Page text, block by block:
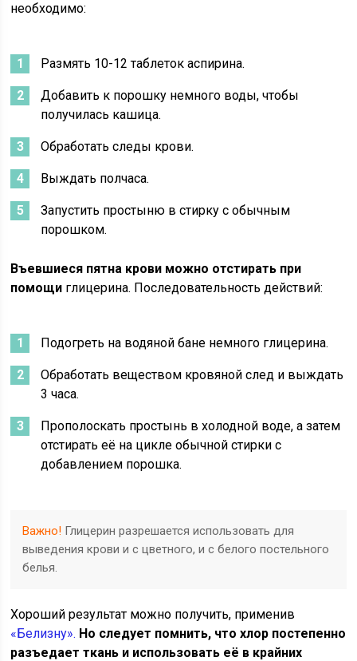
необходимо:
Размять 10-12 таблеток аспирина.
Добавить к порошку немного воды, чтобы
получилась кашица.
Обработать следы крови.
Выждать полчаса.
Запустить простыню в стирку с обычным
порошком.
Въевшиеся пятна крови можно отстирать при
помощи глицерина. Последовательность действий:
Подогреть на водяной бане немного глицерина.
Обработать веществом кровяной след и выждать
3 часа.
Прополоскать простынь в холодной воде, а затем
отстирать её на цикле обычной стирки с
добавлением порошка.
Важно! Глицерин разрешается использовать для
выведения крови и с цветного, и с белого постельного
белья.
Хороший результат можно получить, применив
«Белизну». Но следует помнить, что хлор постепенно
разъедает ткань и использовать её в крайних